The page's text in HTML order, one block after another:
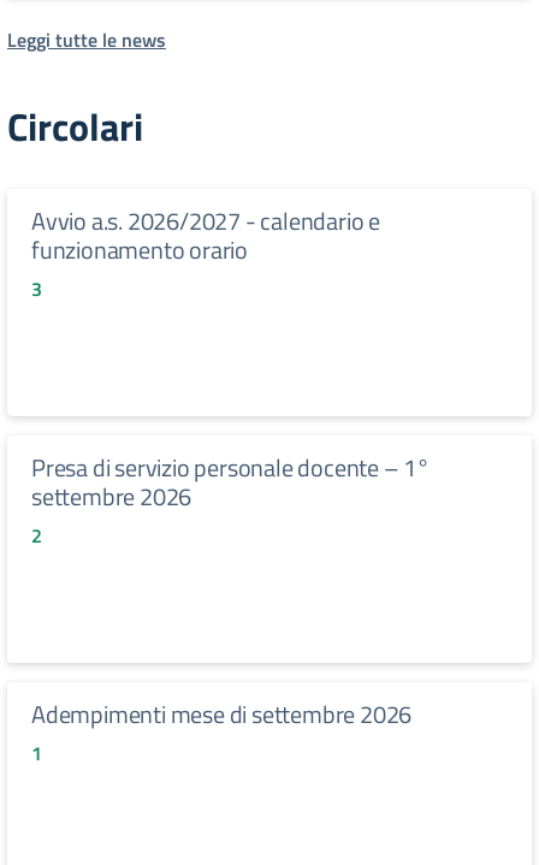
Leggi tutte le news
Circolari
Avvio a.s. 2026/2027 - calendario e
funzionamento orario
3
Presa di servizio personale docente – 1°
settembre 2026
2
Adempimenti mese di settembre 2026
1